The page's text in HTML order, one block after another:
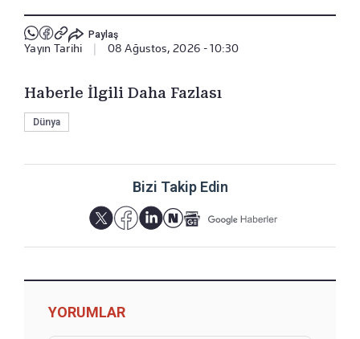
Paylaş
Yayın Tarihi 08 Ağustos, 2026 - 10:30
Haberle İlgili Daha Fazlası
Dünya
Bizi Takip Edin
YORUMLAR